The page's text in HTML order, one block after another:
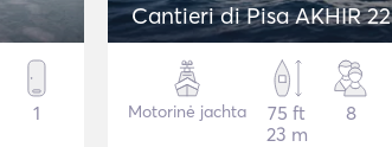
1
Cantieri di Pisa AKHIR 22
Motorinė jachta
75 ft
23 m
8